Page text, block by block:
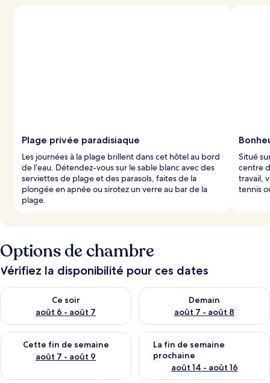
Plage privée paradisiaque
Les journées à la plage brillent dans cet hôtel au bord
de l’eau. Détendez-vous sur le sable blanc avec des
serviettes de plage et des parasols, faites de la
plongée en apnée ou sirotez un verre au bar de la
plage.
Situé
centre
travail,
tennis
Options de chambre
Vérifiez la disponibilité pour ces dates
Ce soir
août 6 - août 7
Vérifier la disponibilité pour ce soir août 6 - août 7
Demain
août 7 - août 8
Vérifier la disponibilité pour
Cette fin de semaine
août 7 - août 9
Vérifier la disponibilité pour cette fin de semaine août 7 -
La fin de semaine
prochaine
août 14 - août 16
Vérifier la disponibilité pour